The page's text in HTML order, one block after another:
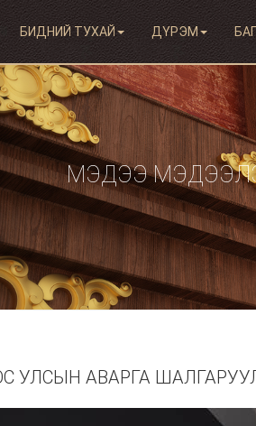
БИДНИЙ ТУХАЙ ДҮРЭМ
МЭДЭЭ
УЛСЫН АВАРГА